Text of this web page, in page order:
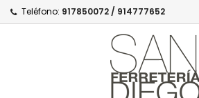
Teléfono: 917850072 / 914777652